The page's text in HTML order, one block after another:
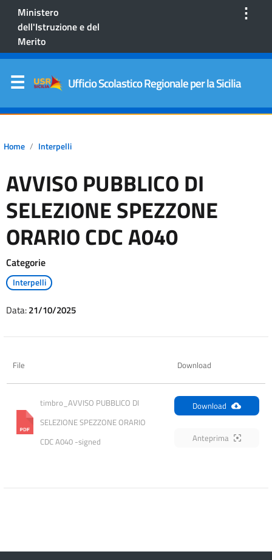
Ministero
dell'Istruzione e del
Merito
⋮
Ufficio Scolastico Regionale per la Sicilia
Home Interpelli
AVVISO PUBBLICO DI
SELEZIONE SPEZZONE
ORARIO CDC A040
Categorie
Interpelli
Data:21/10/2025
File Download
timbro_AVVISO PUBBLICO DI
SELEZIONE SPEZZONE ORARIO
CDC A040 -signed
Download
Anteprima